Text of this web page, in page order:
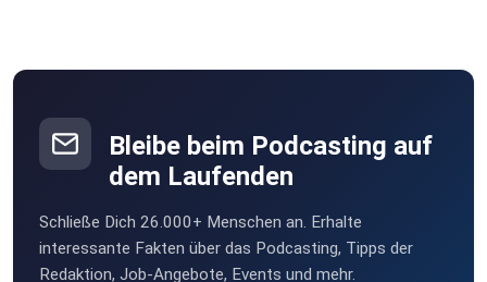
Bleibe beim Podcasting auf
dem Laufenden
Schließe Dich 26.000+ Menschen an. Erhalte
interessante Fakten über das Podcasting, Tipps der
Redaktion, Job-Angebote, Events und mehr.